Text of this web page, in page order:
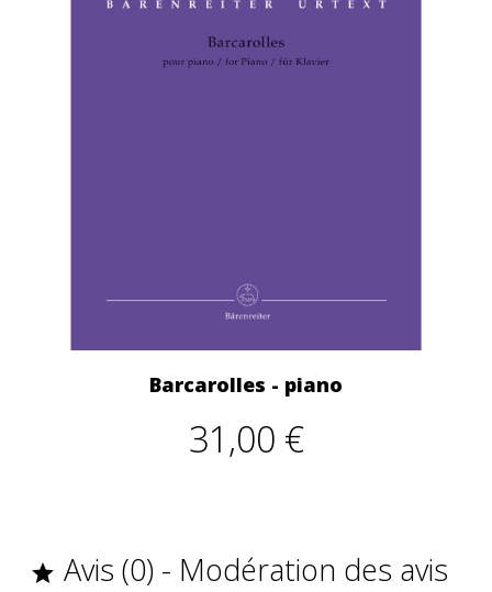
Barcarolles - piano
31,00 €
 Avis (0) - Modération des avis